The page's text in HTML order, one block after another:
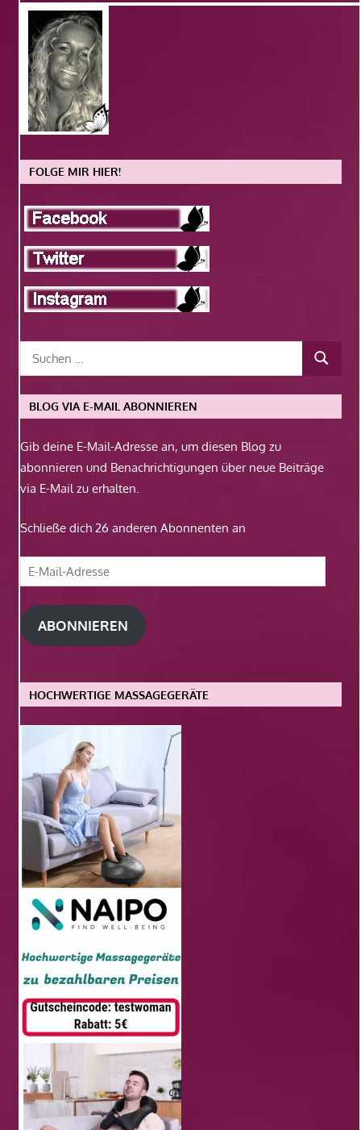
FOLGE MIR HIER!
BLOG VIA E-MAIL ABONNIEREN
Gib deine E-Mail-Adresse an, um diesen Blog zu
abonnieren und Benachrichtigungen über neue Beiträge
via E-Mail zu erhalten.
Schließe dich 26 anderen Abonnenten an
E-
Mail-
Adresse
ABONNIEREN
HOCHWERTIGE MASSAGEGERÄTE